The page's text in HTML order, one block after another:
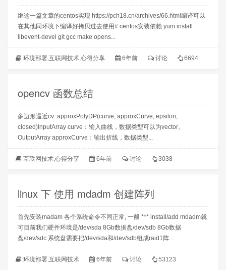
继这一篇文章的centos实现 https://pch18.cn/archives/66.html编译可以
在其他同环境下编译好拷贝过去使用# centos安装依赖 yum install
libevent-devel git gcc make opens...
环境部署,互联网技术,心得分享 6年前 讨论 6694
opencv 函数总结
多边形逼近cv::approxPolyDP(curve, approxCurve, epsilon,
closed)InputArray curve：输入曲线，数据类型可以为vector。
OutputArray approxCurve：输出折线，数据类型...
互联网技术,心得分享 6年前 讨论 3038
linux 下 使用 mdadm 创建阵列
首先安装madam 各个系统命令不同正常, 一般 *** install/add mdadm就
可目前我们硬件环境是/dev/sda 8Gb数据盘/dev/sdb 8Gb数据
盘/dev/sdc 系统盘需要把/dev/sda和/dev/sdb组成raid1阵...
环境部署,互联网技术 6年前 讨论 53123